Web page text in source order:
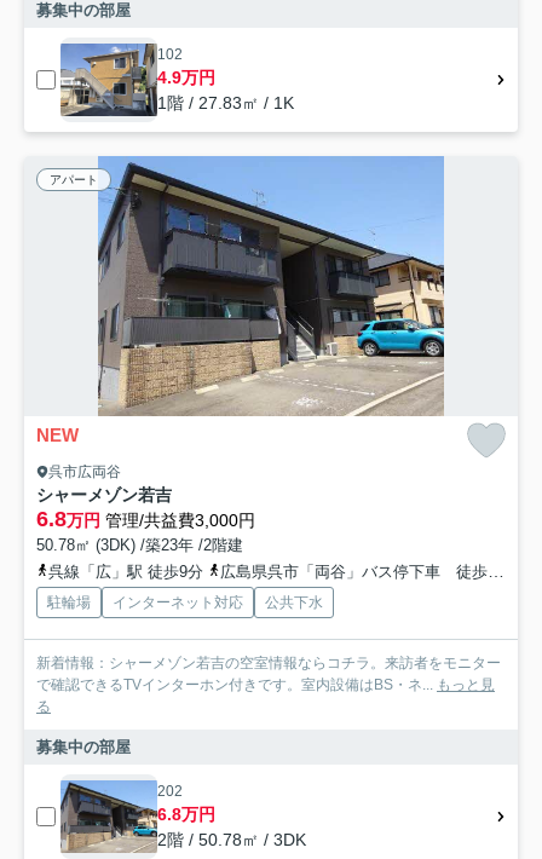
募集中の部屋
102
4.9万円
1階 / 27.83㎡ / 1K
アパート
NEW
呉市広両谷
シャーメゾン若吉
6.8万円 管理/共益費3,000円
50.78㎡ (3DK) /築23年 /2階建
呉線「広」駅 徒歩9分
広島県呉市「両谷」バス停下車 徒歩3分
駐輪場 インターネット対応 公共下水
新着情報：シャーメゾン若吉の空室情報ならコチラ。来訪者をモニター
で確認できるTVインターホン付きです。室内設備はBS・ネ... もっと見
る
募集中の部屋
202
6.8万円
2階 / 50.78㎡ / 3DK